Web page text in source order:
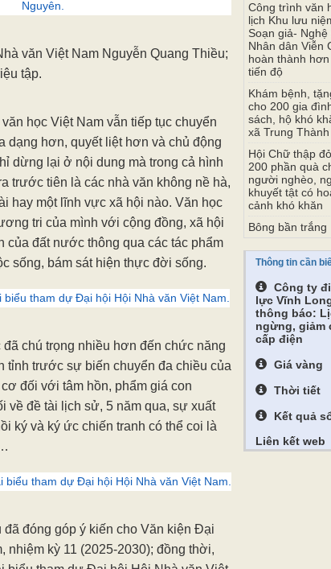
khu vực ĐBSCL, Đông Nam Bộ và Tây
Nguyên.
văn Việt Nam Nguyễn Quang Thiều;
dạng hơn, quyết liệt hơn và chủ động
dừng lại ở nội dung mà trong cả hình
trước tiên là các nhà văn không nề hà,
hay một lĩnh vực xã hội nào. Văn học
tri của mình với cộng đồng, xã hội
đất nước thông qua các tác phẩm
chú trọng nhiều hơn đến chức năng
Công trình văn
lịch Khu lưu
Soạn giả- Nghệ
Nhân dân Viễn
hoàn thành
tiến độ
Khám bệnh,
cho 200 gia
sách, hộ khó
xã Trung Thành
Hội Chữ thập
200 phần quà
người nghèo,
khuyết tật có
cảnh khó khăn
Bông bần trắng
Thông tin cần
Công ty
lực Vĩnh
thông báo:
ngừng, giảm
cấp điện
Giá vàng
Thời tiết
Kết quả
Liên kết web